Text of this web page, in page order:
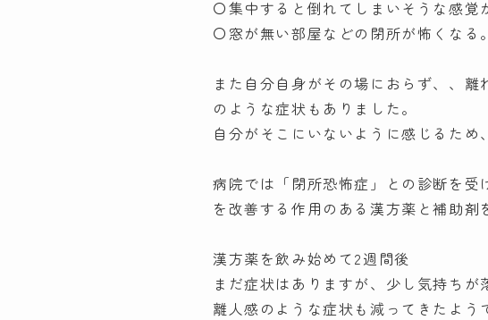
〇集中すると倒れてしまいそうな感覚
〇窓が無い部屋などの閉所が怖くなる。
また自分自身がその場におらず、、
のような症状もありました。
自分がそこにいないように感じるため
病院では「閉所恐怖症」との診断を
を改善する作用のある漢方薬と補助剤
漢方薬を飲み始めて2週間後
まだ症状はありますが、少し気持ちが
離人感のような症状も減ってきたよう